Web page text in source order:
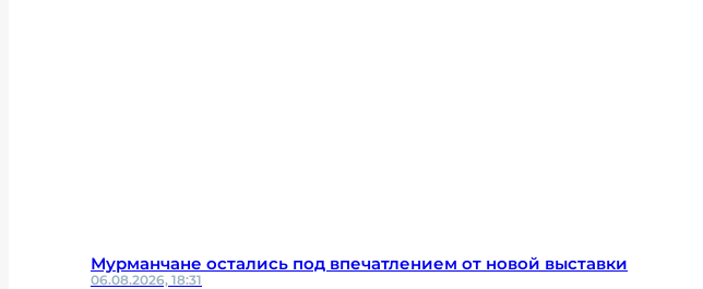
Мурманчане остались под впечатлением от новой выставки
06.08.2026, 18:31